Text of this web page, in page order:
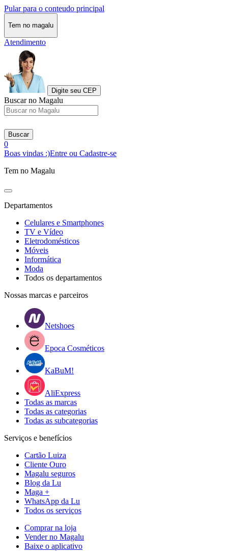
Pular para o conteudo principal
Tem no magalu
Atendimento
Digite seu CEP
Buscar no Magalu
Buscar
0
Boas vindas :)Entre ou Cadastre-se
Tem no Magalu
Departamentos
Celulares e Smartphones
TV e Vídeo
Eletrodomésticos
Móveis
Informática
Moda
Todos os departamentos
Nossas marcas e parceiros
Netshoes
Epoca Cosméticos
KaBuM!
AliExpress
Todas as marcas
Todas as categorias
Todas as subcategorias
Serviços e benefícios
Cartão Luiza
Cliente Ouro
Magalu seguros
Blog da Lu
Maga +
WhatsApp da Lu
Todos os serviços
Comprar na loja
Vender no Magalu
Baixe o aplicativo